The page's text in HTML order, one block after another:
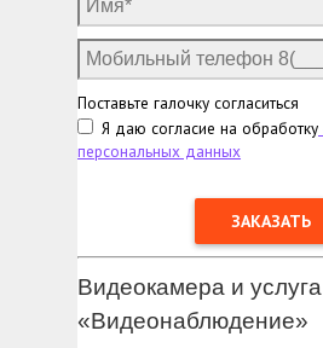
Поставьте галочку согласиться
Я даю согласие на обработку
персональных данных
Видеокамера и услуга
«Видеонаблюдение»